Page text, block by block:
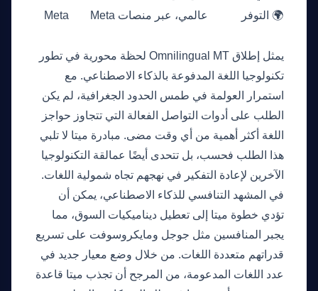
🌍 التوفر عالمي، عبر منصات Meta Meta
يمثل إطلاق Omnilingual MT لحظة محورية في تطور
تكنولوجيا اللغة المدفوعة بالذكاء الاصطناعي. مع
استمرار العولمة في طمس الحدود الجغرافية، لم يكن
الطلب على أدوات التواصل الفعالة التي تتجاوز حواجز
اللغة أكثر أهمية من أي وقت مضى. مبادرة ميتا لا تلبي
هذا الطلب فحسب، بل تتحدى أيضًا عمالقة التكنولوجيا
الآخرين لإعادة التفكير في نهجهم تجاه شمولية اللغات.
في المشهد التنافسي للذكاء الاصطناعي، يمكن أن
تؤدي خطوة ميتا إلى تعطيل ديناميكيات السوق، مما
يجبر المنافسين مثل جوجل ومايكروسوفت على تسريع
قدراتهم متعددة اللغات. من خلال وضع معيار جديد في
عدد اللغات المدعومة، من المرجح أن تجذب ميتا قاعدة